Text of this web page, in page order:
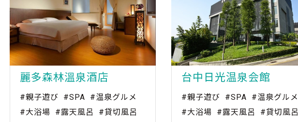
麗多森林溫泉酒店
#親子遊び #SPA
#温泉グルメ
#大浴場
#露天風呂
#貸切風呂
台中日光温泉会館
#親子遊び #SPA
#温泉グルメ
#大浴場
#露天風呂
#貸切風呂